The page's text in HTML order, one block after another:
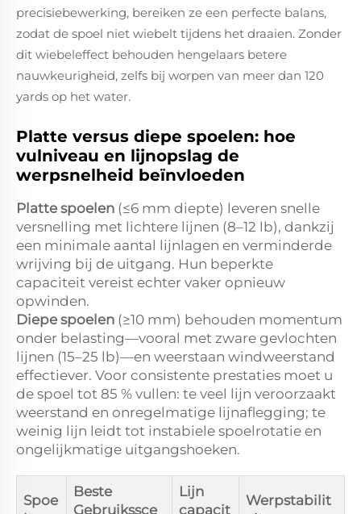
precisiebewerking, bereiken ze een perfecte balans,
zodat de spoel niet wiebelt tijdens het draaien. Zonder
dit wiebeleffect behouden hengelaars betere
nauwkeurigheid, zelfs bij worpen van meer dan 120
yards op het water.
Platte versus diepe spoelen: hoe
vulniveau en lijnopslag de
werpsnelheid beïnvloeden
Platte spoelen (≤6 mm diepte) leveren snelle
versnelling met lichtere lijnen (8–12 lb), dankzij
een minimale aantal lijnlagen en verminderde
wrijving bij de uitgang. Hun beperkte
capaciteit vereist echter vaker opnieuw
opwinden.
Diepe spoelen (≥10 mm) behouden momentum
onder belasting—vooral met zware gevlochten
lijnen (15–25 lb)—en weerstaan windweerstand
effectiever. Voor consistente prestaties moet u
de spoel tot 85 % vullen: te veel lijn veroorzaakt
weerstand en onregelmatige lijnaflegging; te
weinig lijn leidt tot instabiele spoelrotatie en
ongelijkmatige uitgangshoeken.
Spoe
Beste
Gebruikssce
Lijn
capacit
Werpstabilit